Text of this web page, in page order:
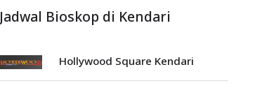
Jadwal Bioskop di Kendari
Hollywood Square Kendari